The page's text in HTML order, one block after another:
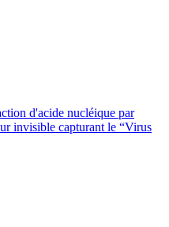
d'acide nucléique par
invisible capturant le “Virus